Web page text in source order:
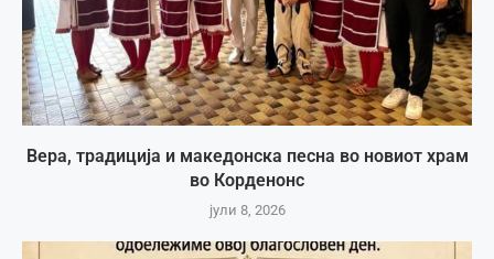
Вера, традиција и македонска песна во новиот храм
во Корденонс
јули 8, 2026